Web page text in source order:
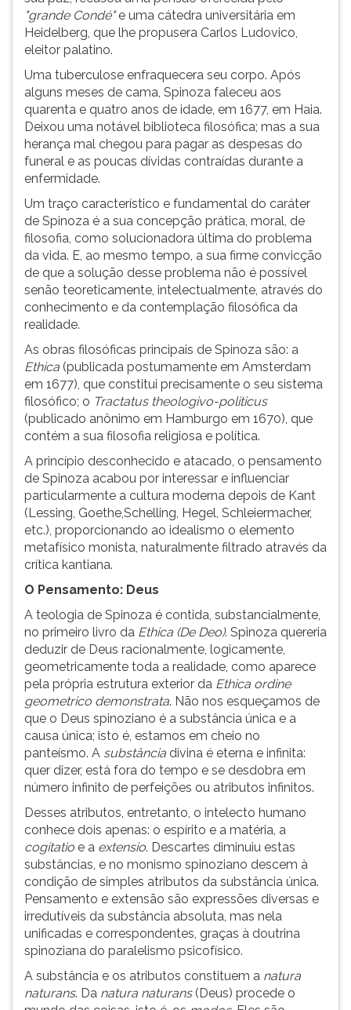
"grande Condé"e uma cátedra universitária em
Heidelberg, que lhe propusera Carlos Ludovico,
eleitor palatino.
Uma tuberculose enfraquecera seu corpo. Após
alguns meses de cama, Spinoza faleceu aos
quarenta e quatro anos de idade, em 1677, em Haia.
Deixou uma notável biblioteca filosófica; mas a sua
herança mal chegou para pagar as despesas do
funeral e as poucas dívidas contraídas durante a
enfermidade.
Um traço característico e fundamental do caráter
de Spinoza é a sua concepção prática, moral, de
filosofia, como solucionadora última do problema
da vida. E, ao mesmo tempo, a sua firme convicção
de que a solução desse problema não é possível
senão teoreticamente, intelectualmente, através do
conhecimento e da contemplação filosófica da
realidade.
As obras filosóficas principais de Spinoza são: a
Ethica (publicada postumamente em Amsterdam
em 1677), que constitui precisamente o seu sistema
filosófico; o Tractatus theologivo-politicus
(publicado anônimo em Hamburgo em 1670), que
contém a sua filosofia religiosa e política.
A princípio desconhecido e atacado, o pensamento
de Spinoza acabou por interessar e influenciar
particularmente a cultura moderna depois de Kant
(Lessing, Goethe,Schelling, Hegel, Schleiermacher,
etc.), proporcionando ao idealismo o elemento
metafísico monista, naturalmente filtrado através da
crítica kantiana.
O Pensamento: Deus
A teologia de Spinoza é contida, substancialmente,
no primeiro livro da Ethica (De Deo). Spinoza quereria
deduzir de Deus racionalmente, logicamente,
geometricamente toda a realidade, como aparece
pela própria estrutura exterior da Ethica ordine
geometrico demonstrata. Não nos esqueçamos de
que o Deus spinoziano é a substância única e a
causa única; isto é, estamos em cheio no
panteísmo. A substância divina é eterna e infinita:
quer dizer, está fora do tempo e se desdobra em
número infinito de perfeições ou atributos infinitos.
Desses atributos, entretanto, o intelecto humano
conhece dois apenas: o espírito e a matéria, a
cogitatio e a extensio. Descartes diminuiu estas
substâncias, e no monismo spinoziano descem à
condição de simples atributos da substância única.
Pensamento e extensão são expressões diversas e
irredutíveis da substância absoluta, mas nela
unificadas e correspondentes, graças à doutrina
spinoziana do paralelismo psicofísico.
A substância e os atributos constituem a natura
naturans. Da natura naturans(Deus) procede o